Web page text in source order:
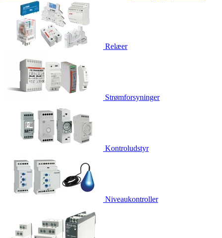
Relæer
Strømforsyninger
Kontroludstyr
Niveaukontroller